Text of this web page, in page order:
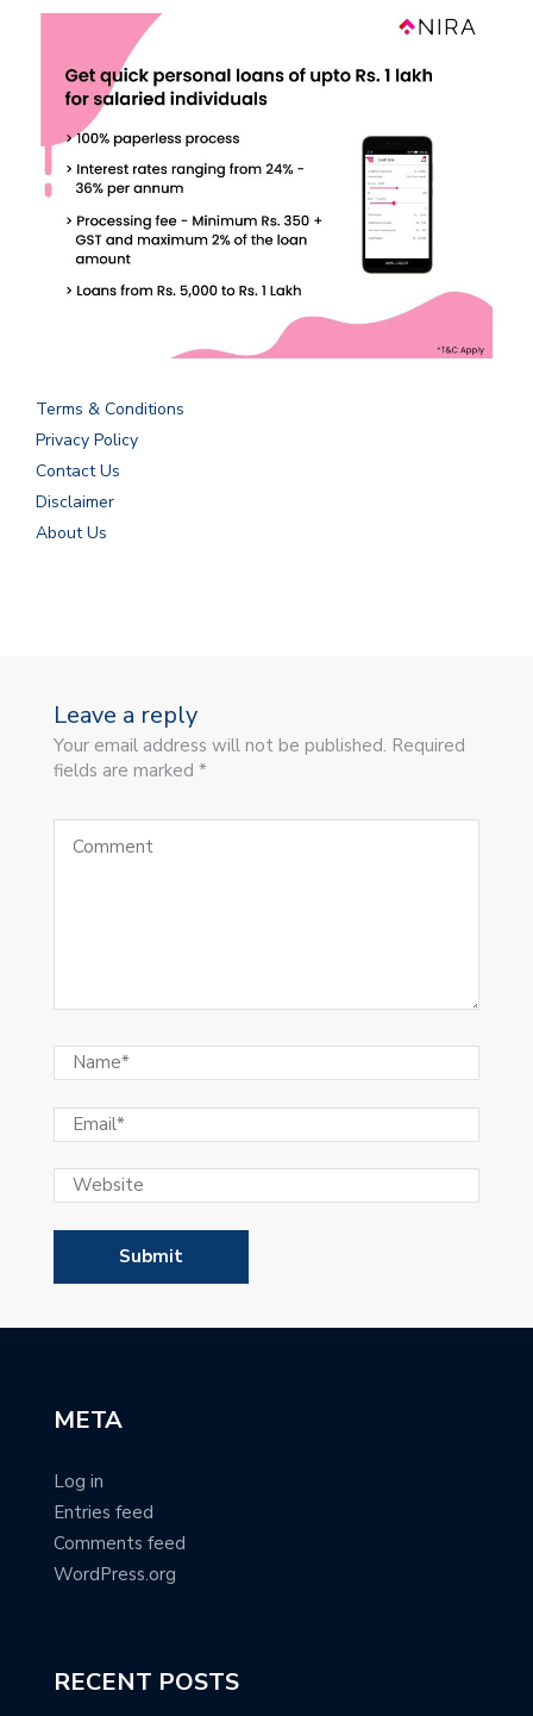
Terms & Conditions
Privacy Policy
Contact Us
Disclaimer
About Us
Leave a reply
Your email address will not be published. Required
fields are marked *
META
Log in
Entries feed
Comments feed
WordPress.org
RECENT POSTS